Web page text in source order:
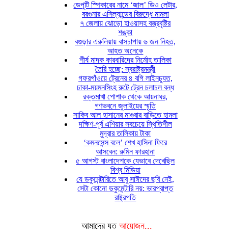
ডেপুটি স্পিকারের নামে ‘জাল’ ডিও লেটার,
বরগুনার এসিল্যান্ডের বিরুদ্ধে মামলা
৭ জেলায় ঝোড়ো হাওয়াসহ বজ্রবৃষ্টির
শঙ্কা
বগুড়ার এরুলিয়ায় বাসচাপায় ৬ জন নিহত,
আহত অনেকে
শীর্ষ মাদক কারবারিদের নির্মোহ তালিকা
তৈরি হচ্ছে: স্বরাষ্ট্রমন্ত্রী
গফরগাঁওয়ে ট্রেনের ৪ বগি লাইনচ্যুত,
ঢাকা-ময়মনসিংহ রুটে ট্রেন চলাচল বন্ধ
রক্তমাখা পোশাক থেকে আয়নাঘর,
গণভবনে জুলাইয়ের স্মৃতি
সাকিব আল হাসানের মাগুরার বাড়িতে হামলা
দক্ষিণ-পূর্ব এশিয়ার সবচেয়ে স্থিতিশীল
মুদ্রার তালিকায় টাকা
‘কমনসেন্স বলে’ শেখ হাসিনা ফিরে
আসবেন: রুমিন ফারহানা
৫ আগস্ট বাংলাদেশকে যেভাবে দেখেছিল
বিশ্ব মিডিয়া
যে ডকুমেন্টারিতে আবু সাঈদের ছবি নেই,
সেটা কোনো ডকুমেন্টারি নয়: ভারপ্রাপ্ত
রাষ্ট্রপতি
আমাদের যত আয়োজন...